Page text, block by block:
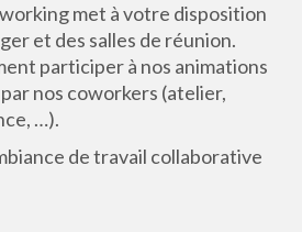
met à votre disposition
et des salles de réunion.
participer à nos animations
nos coworkers (atelier,
…).
de travail collaborative